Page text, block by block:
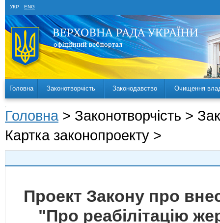
УКР ENG
Головна Законотворчість Законодавство Очищення
Головна > Законотворчість >
Картка законопроекту >
Проект Закону про
"Про реабілітацію